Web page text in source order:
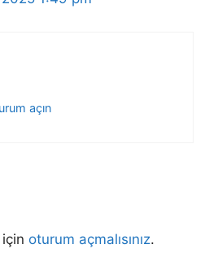
açın
oturum açmalısınız.